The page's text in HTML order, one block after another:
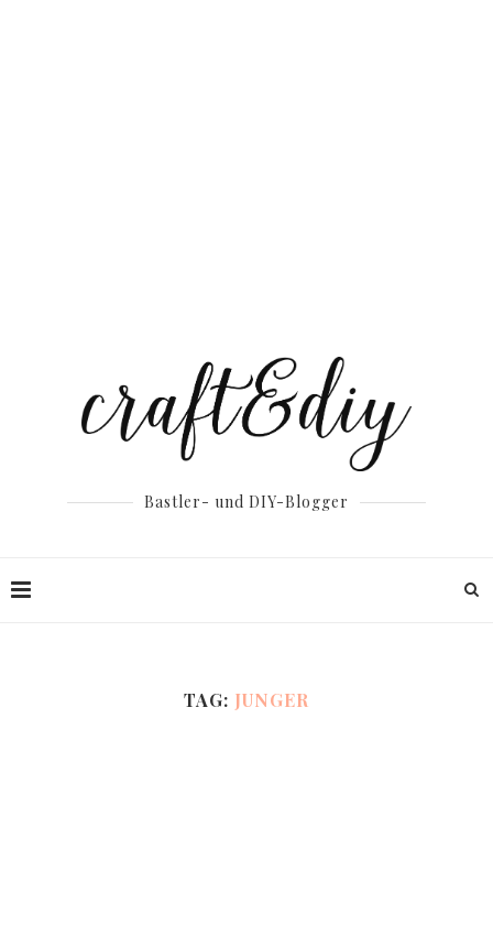
Bastler- und DIY-Blogger
TAG: JUNGER